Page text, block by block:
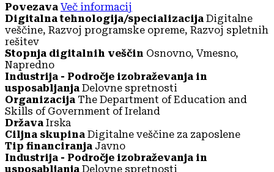
Povezava Več informacij
Digitalna tehnologija/specializacija Digitalne
veščine, Razvoj programske opreme, Razvoj spletnih
rešitev
Stopnja digitalnih veščin Osnovno, Vmesno,
Napredno
Industrija - Področje izobraževanja in
usposabljanja Delovne spretnosti
Organizacija The Department of Education and
Skills of Government of Ireland
Država Irska
Ciljna skupina Digitalne veščine za zaposlene
Tip financiranja Javno
Industrija - Področje izobraževanja in
usposabljanja Delovne spretnosti